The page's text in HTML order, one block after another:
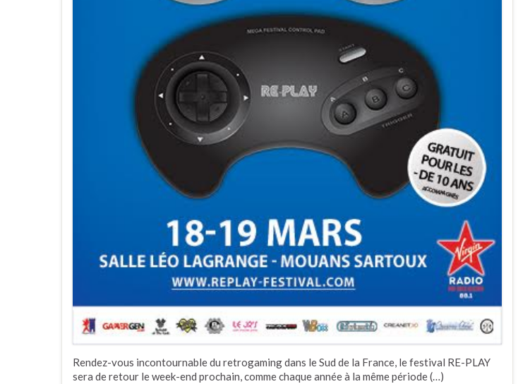
Rendez-vous incontournable du retrogaming dans le Sud de la France, le festival RE-PLAY
sera de retour le week-end prochain, comme chaque année à la même période (…)